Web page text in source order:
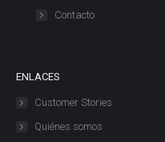
Contacto
ENLACES
Customer Stories
Quiénes somos